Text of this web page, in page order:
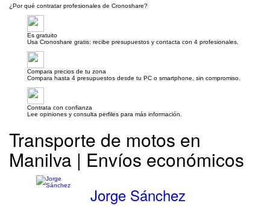
¿Por qué contratar profesionales de Cronoshare?
Es gratuito
Usa Cronoshare gratis: recibe presupuestos y contacta con 4 profesionales.
Compara precios de tu zona
Compara hasta 4 presupuestos desde tu PC o smartphone, sin compromiso.
Contrata con confianza
Lee opiniones y consulta perfiles para más información.
Transporte de motos en
Manilva | Envíos económicos
Jorge Sánchez